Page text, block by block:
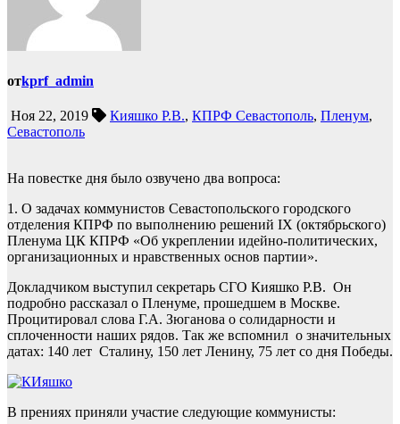
отkprf_admin
Ноя 22, 2019 Кияшко Р.В., КПРФ Севастополь, Пленум,
Севастополь
На повестке дня было озвучено два вопроса:
1. О задачах коммунистов Севастопольского городского
отделения КПРФ по выполнению решений IX (октябрьского)
Пленума ЦК КПРФ «Об укреплении идейно-политических,
организационных и нравственных основ партии».
Докладчиком выступил секретарь СГО Кияшко Р.В. Он
подробно рассказал о Пленуме, прошедшем в Москве.
Процитировал слова Г.А. Зюганова о солидарности и
сплоченности наших рядов. Так же вспомнил о значительных
датах: 140 лет Сталину, 150 лет Ленину, 75 лет со дня Победы.
В прениях приняли участие следующие коммунисты: